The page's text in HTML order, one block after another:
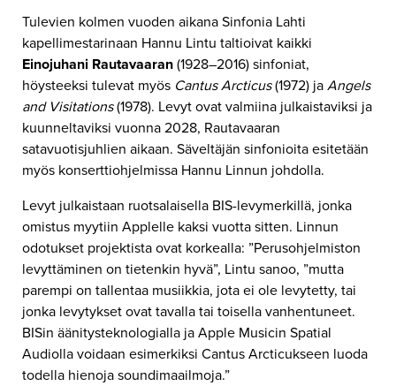
Tulevien kolmen vuoden aikana Sinfonia Lahti
kapellimestarinaan Hannu Lintu taltioivat kaikki
Einojuhani Rautavaaran(1928–2016) sinfoniat,
höysteeksi tulevat myös Cantus Arcticus(1972) jaAngels
and Visitations(1978). Levyt ovat valmiina julkaistaviksi ja
kuunneltaviksi vuonna 2028, Rautavaaran
satavuotisjuhlien aikaan. Säveltäjän sinfonioita esitetään
myös konserttiohjelmissa Hannu Linnun johdolla.
Levyt julkaistaan ruotsalaisella BIS-levymerkillä, jonka
omistus myytiin Applelle kaksi vuotta sitten. Linnun
odotukset projektista ovat korkealla: ”Perusohjelmiston
levyttäminen on tietenkin hyvä”, Lintu sanoo, ”mutta
parempi on tallentaa musiikkia, jota ei ole levytetty, tai
jonka levytykset ovat tavalla tai toisella vanhentuneet.
BISin äänitysteknologialla ja Apple Musicin Spatial
Audiolla voidaan esimerkiksi Cantus Arcticukseen luoda
todella hienoja soundimaailmoja.”